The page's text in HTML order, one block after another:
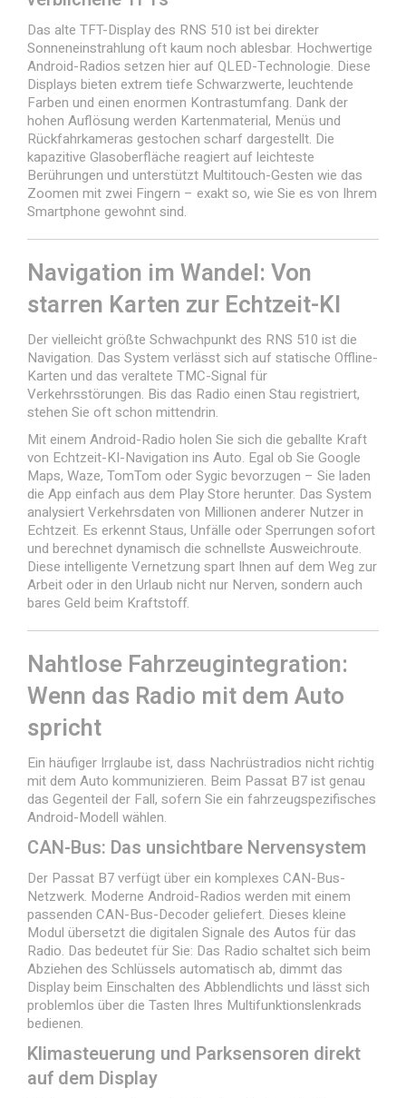
Das alte TFT-Display des RNS 510 ist bei direkter
Sonneneinstrahlung oft kaum noch ablesbar. Hochwertige
Android-Radios setzen hier auf QLED-Technologie. Diese
Displays bieten extrem tiefe Schwarzwerte, leuchtende
Farben und einen enormen Kontrastumfang. Dank der
hohen Auflösung werden Kartenmaterial, Menüs und
Rückfahrkameras gestochen scharf dargestellt. Die
kapazitive Glasoberfläche reagiert auf leichteste
Berührungen und unterstützt Multitouch-Gesten wie das
Zoomen mit zwei Fingern – exakt so, wie Sie es von Ihrem
Smartphone gewohnt sind.
Navigation im Wandel: Von
starren Karten zur Echtzeit-KI
Der vielleicht größte Schwachpunkt des RNS 510 ist die
Navigation. Das System verlässt sich auf statische Offline-
Karten und das veraltete TMC-Signal für
Verkehrsstörungen. Bis das Radio einen Stau registriert,
stehen Sie oft schon mittendrin.
Mit einem Android-Radio holen Sie sich die geballte Kraft
von Echtzeit-KI-Navigation ins Auto. Egal ob Sie Google
Maps, Waze, TomTom oder Sygic bevorzugen – Sie laden
die App einfach aus dem Play Store herunter. Das System
analysiert Verkehrsdaten von Millionen anderer Nutzer in
Echtzeit. Es erkennt Staus, Unfälle oder Sperrungen sofort
und berechnet dynamisch die schnellste Ausweichroute.
Diese intelligente Vernetzung spart Ihnen auf dem Weg zur
Arbeit oder in den Urlaub nicht nur Nerven, sondern auch
bares Geld beim Kraftstoff.
Nahtlose Fahrzeugintegration:
Wenn das Radio mit dem Auto
spricht
Ein häufiger Irrglaube ist, dass Nachrüstradios nicht richtig
mit dem Auto kommunizieren. Beim Passat B7 ist genau
das Gegenteil der Fall, sofern Sie ein fahrzeugspezifisches
Android-Modell wählen.
CAN-Bus: Das unsichtbare Nervensystem
Der Passat B7 verfügt über ein komplexes CAN-Bus-
Netzwerk. Moderne Android-Radios werden mit einem
passenden CAN-Bus-Decoder geliefert. Dieses kleine
Modul übersetzt die digitalen Signale des Autos für das
Radio. Das bedeutet für Sie: Das Radio schaltet sich beim
Abziehen des Schlüssels automatisch ab, dimmt das
Display beim Einschalten des Abblendlichts und lässt sich
problemlos über die Tasten Ihres Multifunktionslenkrads
bedienen.
Klimasteuerung und Parksensoren direkt
auf dem Display